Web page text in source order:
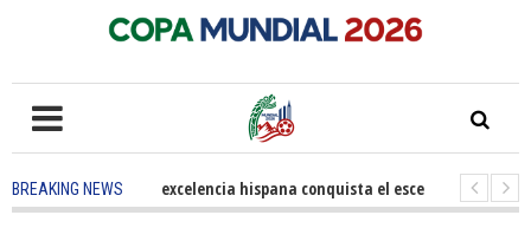
BREAKING NEWS
5 months ago -
La excelencia hispana conquista el escenario olímpico